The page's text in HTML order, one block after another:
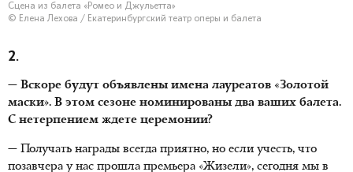
Сцена из балета «Ромео и Джульетта»
© Елена Лехова / Екатеринбургский театр оперы и балета
2.
— Вскоре будут объявлены имена лауреатов «Золотой
маски». В этом сезоне номинированы два ваших балета.
С нетерпением ждете церемонии?
— Получать награды всегда приятно, но если учесть, что
позавчера у нас прошла премьера «Жизели», сегодня мы в